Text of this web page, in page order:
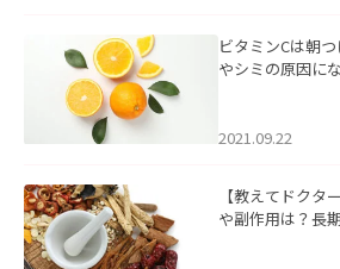
ビタミンCは朝
やシミの原因に
2021.09.22
【教えてドクタ
や副作用は？長